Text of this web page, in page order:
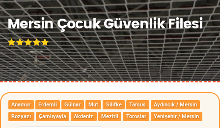
Mersin Çocuk Güvenlik Filesi
Anamur Erdemli Gülnar Mut Silifke Tarsus
Aydıncık / Mersin
Bozyazı
Çamlıyayla Akdeniz Mezitli Toroslar Yenişehir / Mersin